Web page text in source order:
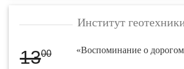
Институт
1300 «Воспоминание о дорогом